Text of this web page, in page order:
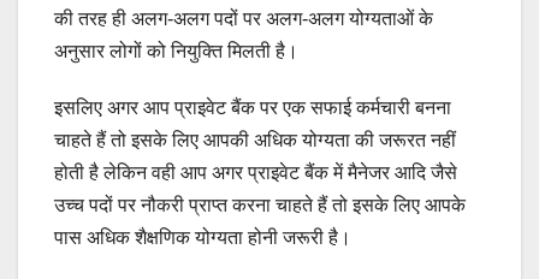
की तरह ही अलग-अलग पदों पर अलग-अलग योग्यताओं के
अनुसार लोगों को नियुक्ति मिलती है।
इसलिए अगर आप प्राइवेट बैंक पर एक सफाई कर्मचारी बनना
चाहते हैं तो इसके लिए आपकी अधिक योग्यता की जरूरत नहीं
होती है लेकिन वही आप अगर प्राइवेट बैंक में मैनेजर आदि जैसे
उच्च पदों पर नौकरी प्राप्त करना चाहते हैं तो इसके लिए आपके
पास अधिक शैक्षणिक योग्यता होनी जरूरी है।